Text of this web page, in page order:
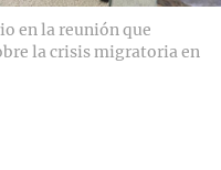
en la reunión que
la crisis migratoria en